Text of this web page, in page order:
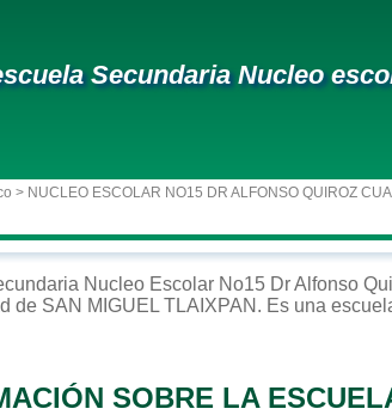
Secundaria Nucleo
> NUCLEO ESCOLAR NO15 DR ALFONSO QUIROZ
Nucleo Escolar No15 Dr Alfonso
de SAN MIGUEL TLAIXPAN . Es una
SOBRE LA